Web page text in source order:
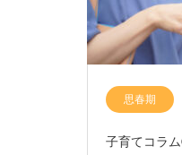
思春期
子育てコラ